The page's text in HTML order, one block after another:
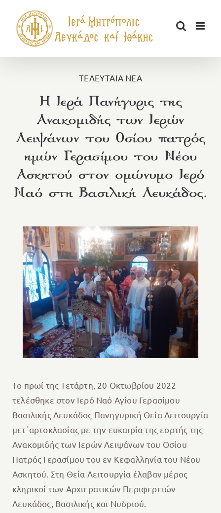
περιεχόμενο
ΤΕΛΕΥΤΑΙΑ ΝΕΑ
Η Ιερά Πανήγυρις της
Ανακομιδής των Ιερών
Λειψάνων του Οσίου πατρός
ημών Γερασίμου του Νέου
Ασκητού στον ομώνυμο Ιερό
Ναό στη Βασιλική Λευκάδος.
Το πρωί της Τετάρτη, 20 Οκτωβρίου 2022
τελέσθηκε στον Ιερό Ναό Αγίου Γερασίμου
Βασιλικής Λευκάδος Πανηγυρική Θεία Λειτουργία
μετ᾽αρτοκλασίας με την ευκαιρία της εορτής της
Ανακομιδής των Ιερών Λειψάνων του Οσίου
Πατρός Γερασίμου του εν Κεφαλληνία του Νέου
Ασκητού. Στη Θεία Λειτουργία έλαβαν μέρος
κληρικοί των Αρχιερατικών Περιφερειών
Λευκάδος, Βασιλικής και Νυδριού.